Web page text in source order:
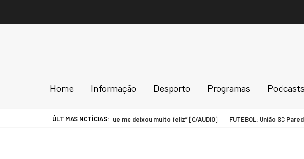
Home Informação Desporto Programas Podcasts
do FC Cête. “É um regresso que me deixou muito feliz” [C/AUDIO] FUTEBOL: União SC
ÚLTIMAS NOTÍCIAS: